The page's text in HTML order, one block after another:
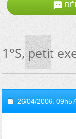

1°S, petit
26/04/2006, 09h57